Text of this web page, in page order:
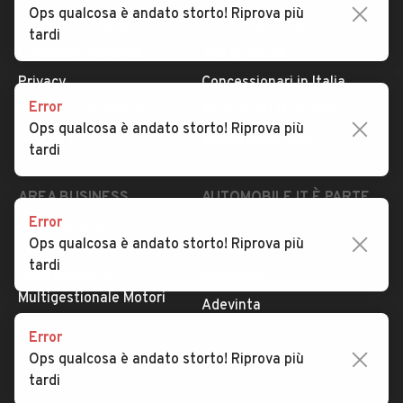
Dati identificativi
Privacy
Impostazioni Privacy
Security
Tutte le auto usate
Concessionari in Italia
Valutazione auto
AREA BUSINESS
Registrazione
concessionario
Multigestionale Motori
AUTOMOBILE.IT È PARTE
subito.it
Adevinta
SEGUICI
Ops qualcosa è andato storto! Riprova più
tardi
Error
Ops qualcosa è andato storto! Riprova più
tardi
Error
Ops qualcosa è andato storto! Riprova più
tardi
Error
Ops qualcosa è andato storto! Riprova più
tardi